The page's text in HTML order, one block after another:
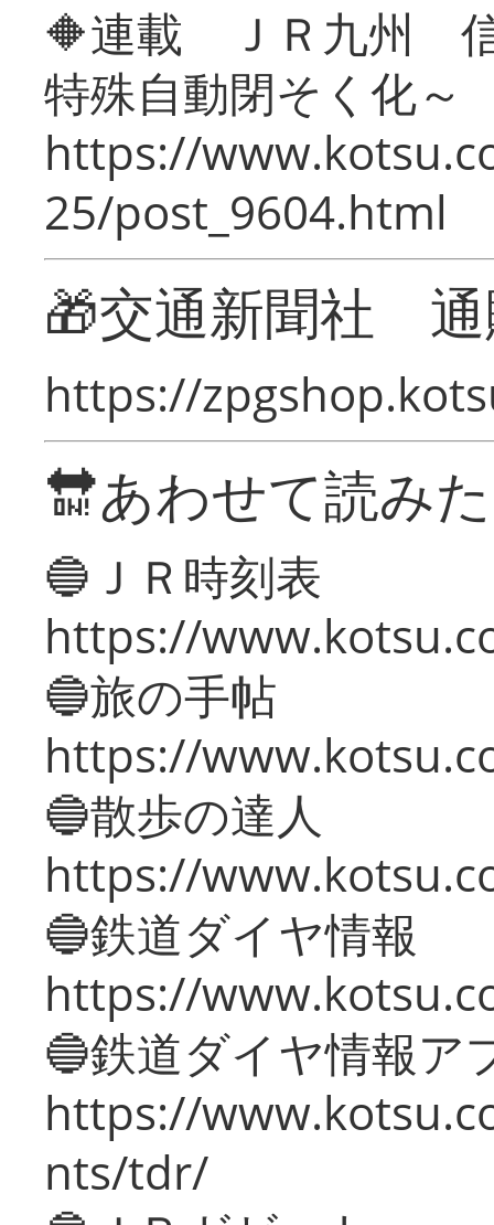
🔶連載 ＪＲ九州 信
特殊自動閉そく化～
https://
25/post_9604.html
🎁交通新聞社
https://
🔛あわせて読み
🔵ＪＲ時刻表
https://
🔵旅の手帖
https://
🔵散歩の達人
https://
🔵鉄道ダイヤ情報
https://
🔵鉄道ダイヤ情報ア
https://
nts/tdr/